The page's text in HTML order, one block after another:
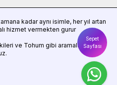
Sepet
Sayfası
kadar aynı isimle, her yıl artan
hizmet vermekten gurur
ve Tohum gibi aramalarınız için